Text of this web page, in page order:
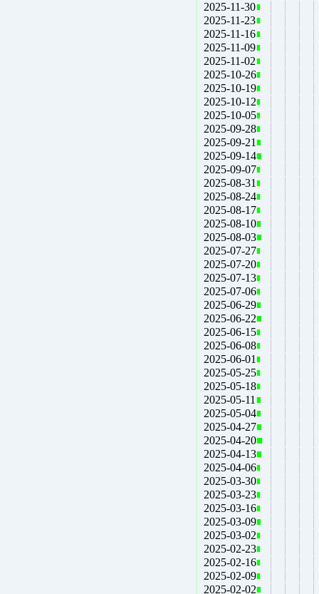
2025-11-30
2025-11-23
2025-11-16
2025-11-09
2025-11-02
2025-10-26
2025-10-19
2025-10-12
2025-10-05
2025-09-28
2025-09-21
2025-09-14
2025-09-07
2025-08-31
2025-08-24
2025-08-17
2025-08-10
2025-08-03
2025-07-27
2025-07-20
2025-07-13
2025-07-06
2025-06-29
2025-06-22
2025-06-15
2025-06-08
2025-06-01
2025-05-25
2025-05-18
2025-05-11
2025-05-04
2025-04-27
2025-04-20
2025-04-13
2025-04-06
2025-03-30
2025-03-23
2025-03-16
2025-03-09
2025-03-02
2025-02-23
2025-02-16
2025-02-09
2025-02-02